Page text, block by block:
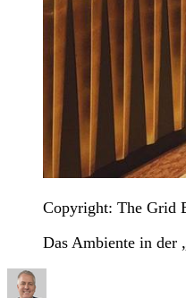
Copyright: The Grid
Das Ambiente in der